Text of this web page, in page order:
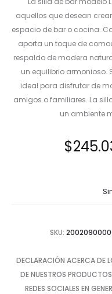
aquellos que desean
espacio de bar o cocina.
aporta un toque de
respaldo de madera
un equilibrio armonioso.
ideal para disfrutar de
amigos o familiares. La
un ambiente
$
SKU:
DECLARACIÓN ACERCA DE
DE NUESTROS
REDES SOCIALES EN